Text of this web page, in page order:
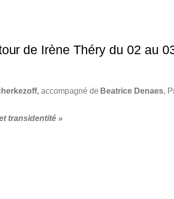
de Irène Théry du 02 au
accompagné de Beatrice Denaes,
transidentité »